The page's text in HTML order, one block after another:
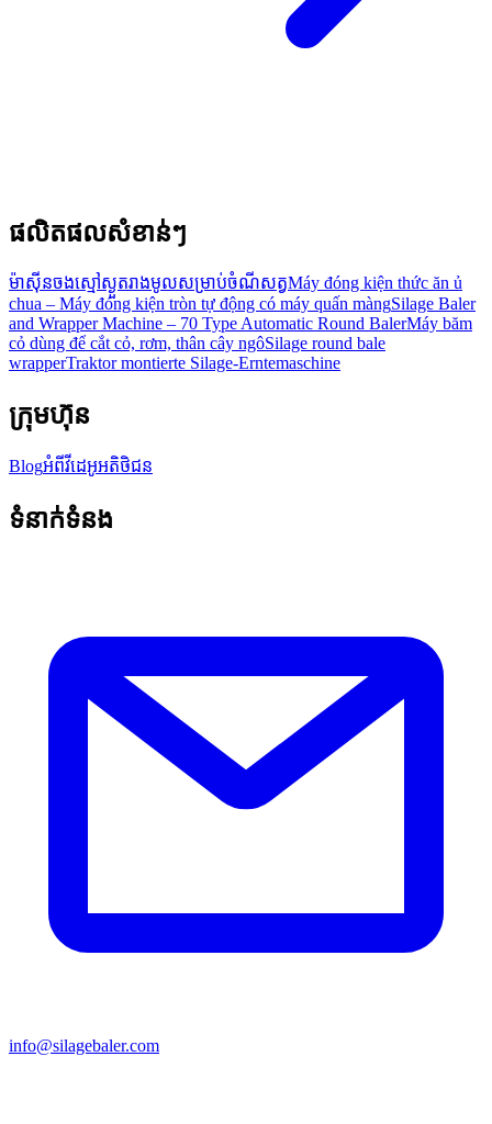
ផលិតផលសំខាន់ៗ
ម៉ាស៊ីនចងស្មៅស្ងួតរាងមូលសម្រាប់ចំណីសត្វMáy đóng kiện thức ăn ủ
chua – Máy đóng kiện tròn tự động có máy quấn màngSilage Baler
and Wrapper Machine – 70 Type Automatic Round BalerMáy băm
cỏ dùng để cắt cỏ, rơm, thân cây ngôSilage round bale
wrapperTraktor montierte Silage-Erntemaschine
ក្រុមហ៊ុន
Blogអំពីវីដេអូអតិថិជន
ទំនាក់ទំនង
info@silagebaler.com